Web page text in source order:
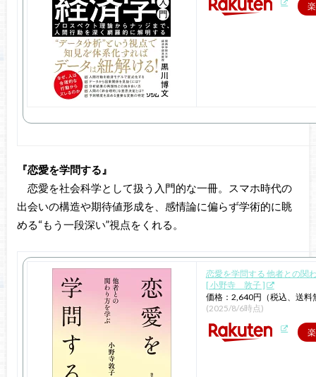
『恋愛を学問する』
恋愛を社会科学として扱う入門的な一冊。スマホ時代の
出会いの構造や期待値形成を、感情論に偏らず学術的に眺
める“もう一段深い”視点をくれる。
恋愛を学問する 他者との関
[ 小野寺 敦子 ]
価格：2,640円（税込、送料
(2025/8/6時点)